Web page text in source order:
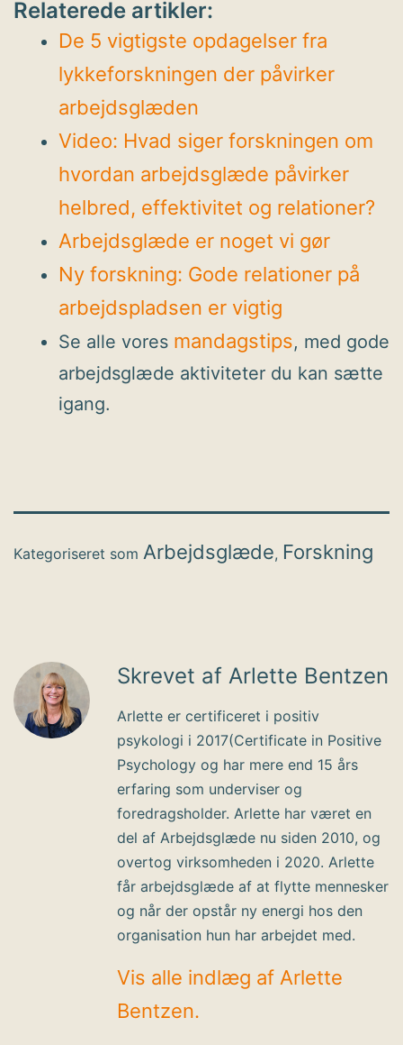
Relaterede artikler:
De 5 vigtigste opdagelser fra
lykkeforskningen der påvirker
arbejdsglæden
Video: Hvad siger forskningen om
hvordan arbejdsglæde påvirker
helbred, effektivitet og relationer?
Arbejdsglæde er noget vi gør
Ny forskning: Gode relationer på
arbejdspladsen er vigtig
Se alle vores mandagstips, med gode
arbejdsglæde aktiviteter du kan sætte
igang.
Kategoriseret som Arbejdsglæde, Forskning
Skrevet af Arlette Bentzen
Arlette er certificeret i positiv
psykologi i 2017(Certificate in Positive
Psychology og har mere end 15 års
erfaring som underviser og
foredragsholder. Arlette har været en
del af Arbejdsglæde nu siden 2010, og
overtog virksomheden i 2020. Arlette
får arbejdsglæde af at flytte mennesker
og når der opstår ny energi hos den
organisation hun har arbejdet med.
Vis alle indlæg af Arlette
Bentzen.